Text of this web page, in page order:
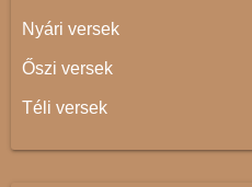
Nyári versek
Őszi versek
Téli versek